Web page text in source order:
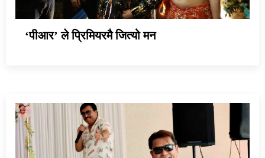
‘पीआर’ ले प्रिमियरमै जित्यो मन